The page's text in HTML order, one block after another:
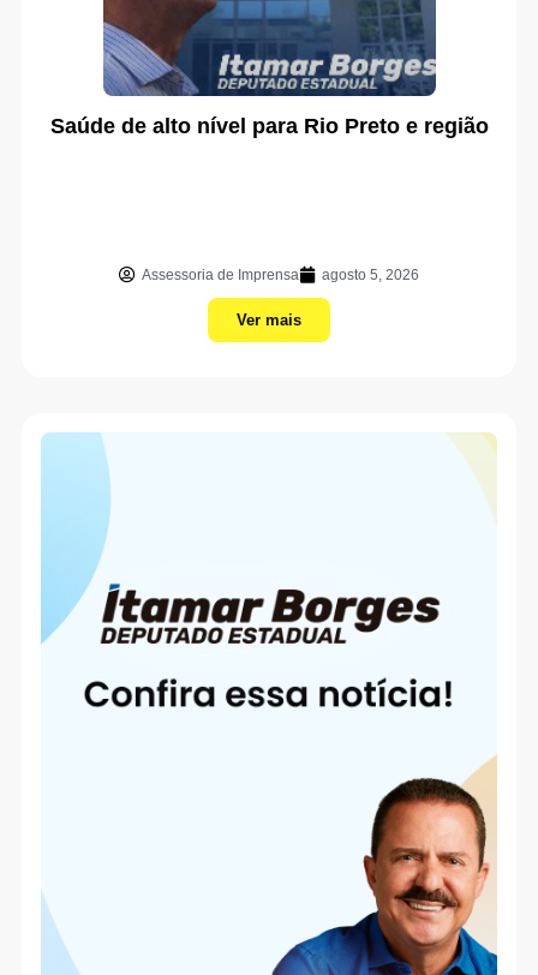
Saúde de alto nível para Rio Preto e região
Assessoria de Imprensa agosto 5, 2026
Ver mais